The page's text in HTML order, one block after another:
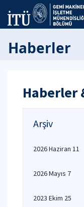
Haberler
Haberler
Arşiv
2026 Haziran 11
2026 Mayıs 7
2023 Ekim 25